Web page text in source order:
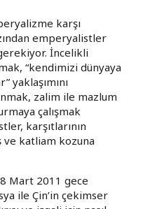
karşı
emperyalistler
İncelikli
“kendimizi dünyaya
yaklaşımını
zalim ile mazlum
çalışmak
karşıtlarının
ve katliam kozuna
Mart 2011 gece
ile Çin’in çekimser